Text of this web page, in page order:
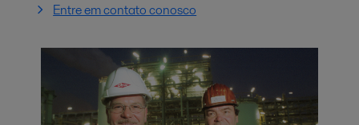
Entre em contato conosco